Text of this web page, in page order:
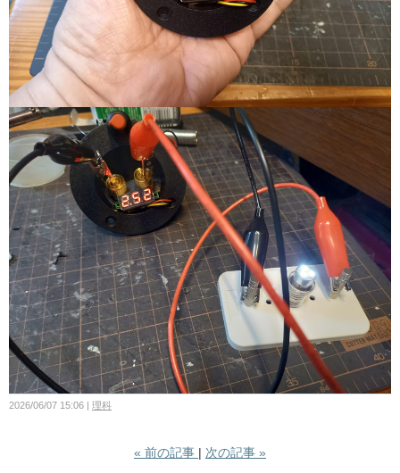
2026/06/07 15:06 理科
« 前の記事 次の記事 »